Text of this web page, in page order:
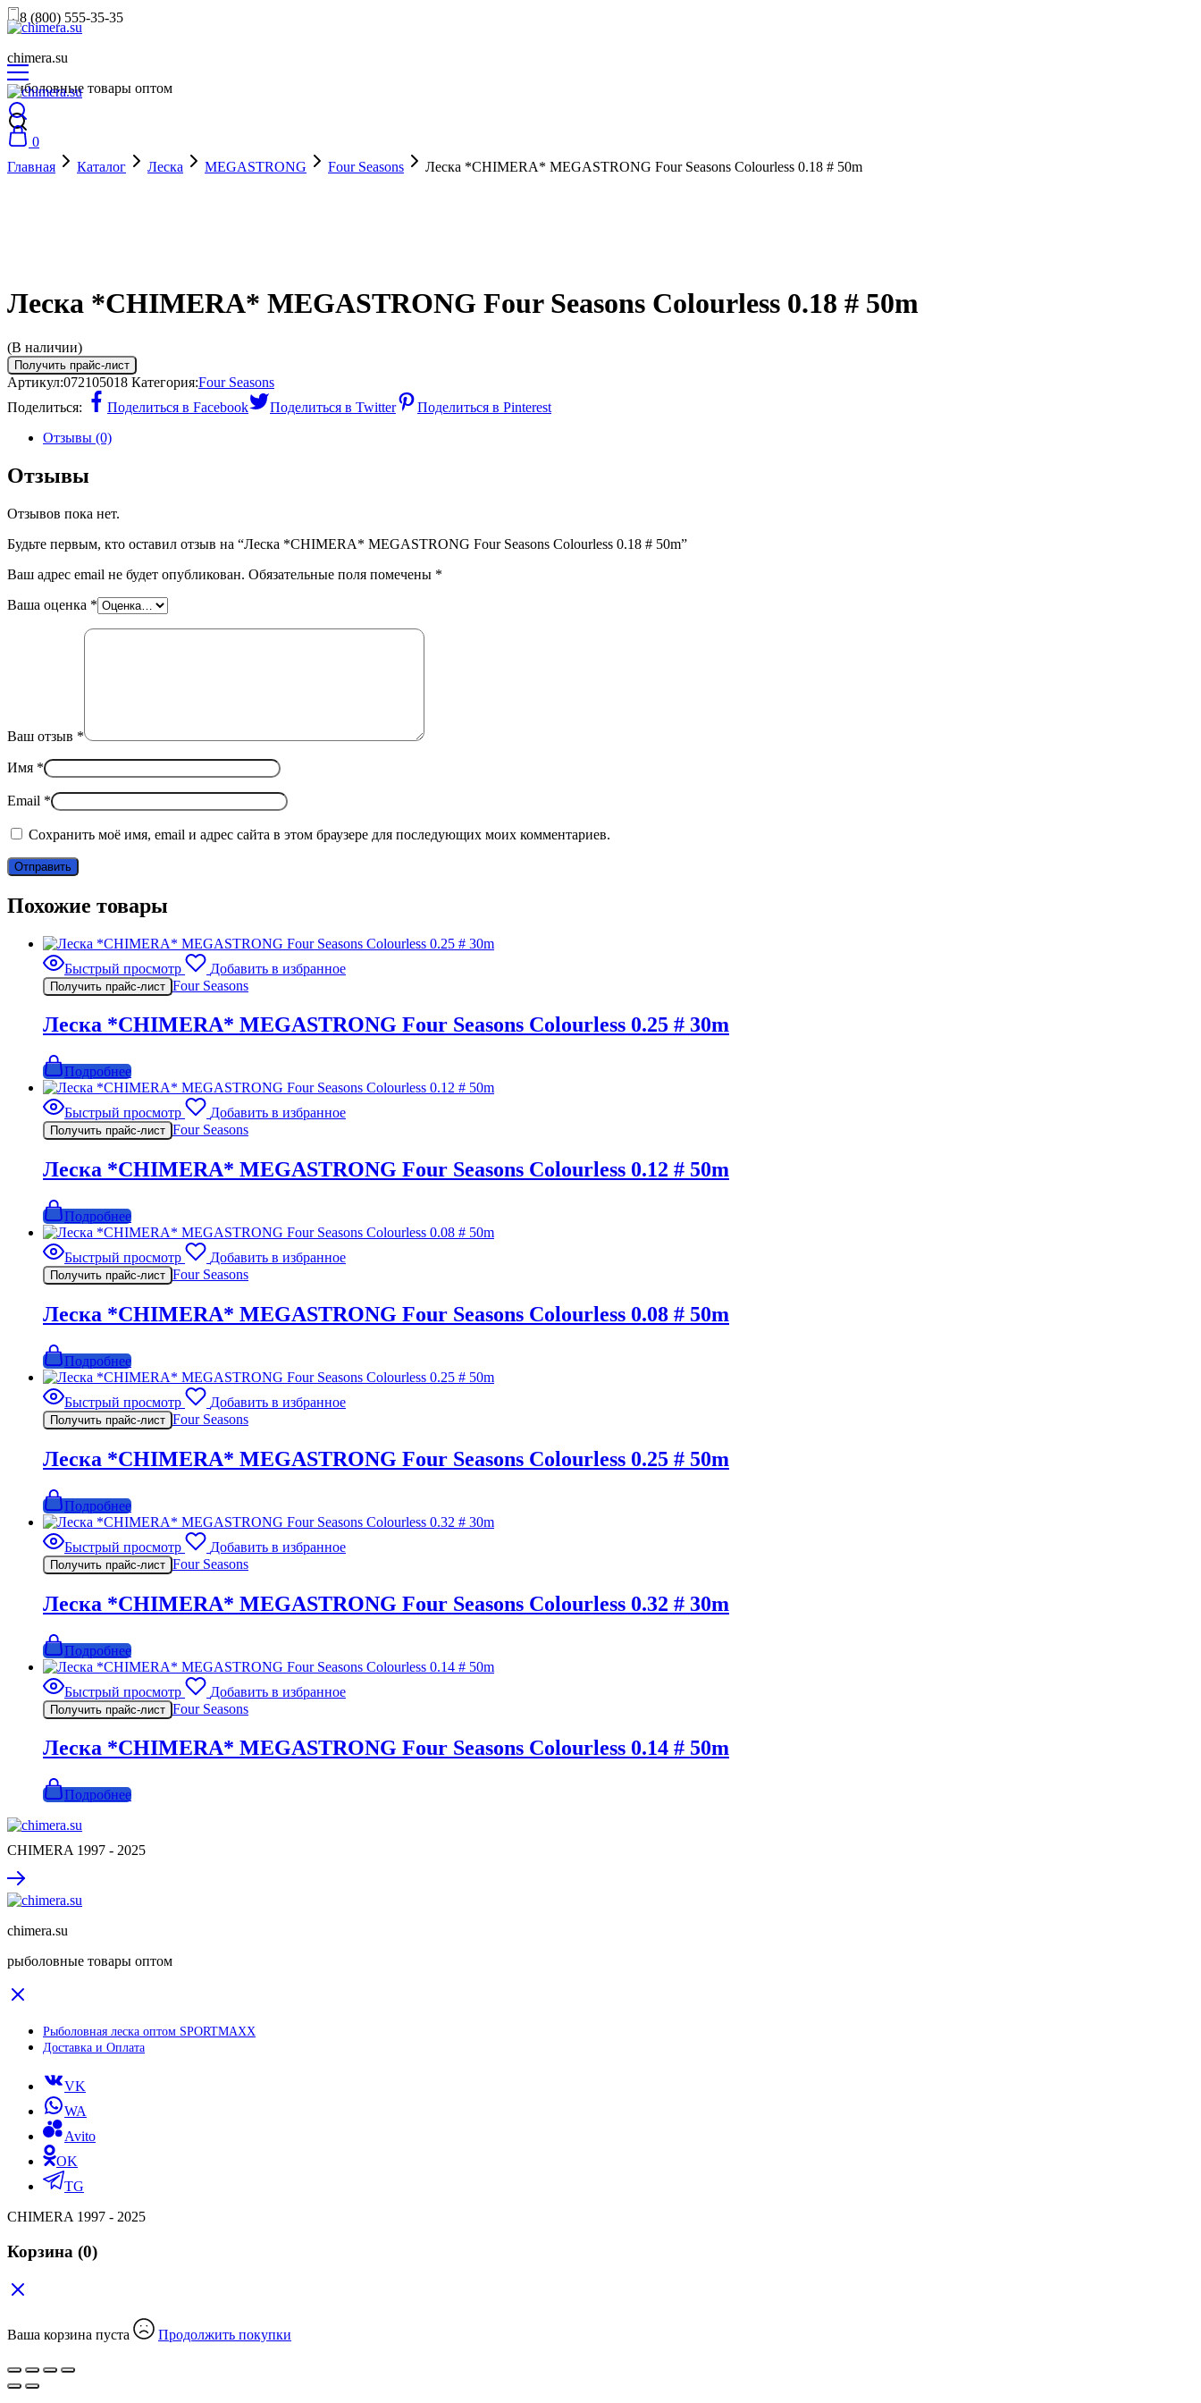
8 (800) 555-35-35
chimera.su
рыболовные товары оптом
0
Главная
Каталог Леска MEGASTRONG Four Seasons Леска *CHIMERA* MEGASTRONG Four Seasons Colourless 0.18 # 50m
Леска *CHIMERA* MEGASTRONG Four Seasons Colourless 0.18 # 50m
(В наличии)
Получить прайс-лист
Артикул:072105018 Категория:Four Seasons
Поделиться:
Поделиться в Facebook Поделиться в Twitter
Поделиться в Pinterest
Отзывы (0)
Отзывы
Отзывов пока нет.
Будьте первым, кто оставил отзыв на “Леска *CHIMERA* MEGASTRONG Four Seasons Colourless 0.18 # 50m”
Ваш адрес email не будет опубликован. Обязательные поля помечены *
Ваша оценка *
Ваш отзыв *
Имя *
Email *
Сохранить моё имя, email и адрес сайта в этом браузере для последующих моих комментариев.
Похожие товары
Быстрый просмотр Добавить в избранное
Получить прайс-лист Four Seasons
Леска *CHIMERA* MEGASTRONG Four Seasons Colourless 0.25 # 30m
Подробнее
Быстрый просмотр Добавить в избранное
Получить прайс-лист Four Seasons
Леска *CHIMERA* MEGASTRONG Four Seasons Colourless 0.12 # 50m
Подробнее
Быстрый просмотр Добавить в избранное
Получить прайс-лист Four Seasons
Леска *CHIMERA* MEGASTRONG Four Seasons Colourless 0.08 # 50m
Подробнее
Быстрый просмотр Добавить в избранное
Получить прайс-лист Four Seasons
Леска *CHIMERA* MEGASTRONG Four Seasons Colourless 0.25 # 50m
Подробнее
Быстрый просмотр Добавить в избранное
Получить прайс-лист Four Seasons
Леска *CHIMERA* MEGASTRONG Four Seasons Colourless 0.32 # 30m
Подробнее
Быстрый просмотр Добавить в избранное
Получить прайс-лист Four Seasons
Леска *CHIMERA* MEGASTRONG Four Seasons Colourless 0.14 # 50m
Подробнее
CHIMERA 1997 - 2025
chimera.su
рыболовные товары оптом
Рыболовная леска оптом SPORTMAXX
Доставка и Оплата
VK
WA
Avito
OK
TG
CHIMERA 1997 - 2025
Корзина (0)
Ваша корзина пуста Продолжить покупки